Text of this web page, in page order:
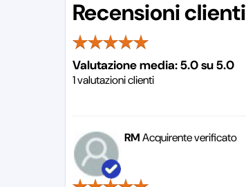
Recensioni clienti
Valutazione media:5.0su5.0
1valutazioni clienti
RMAcquirente verificato